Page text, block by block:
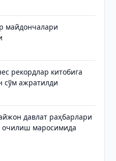
майдончалари
рекордлар китобига
сўм ажратилди
давлат раҳбарлари
очилиш маросимида